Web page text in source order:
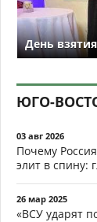
День
ЮГО-
03 авг 2026
Почему
элит в спину:
26 мар 2025
«ВСУ ударят